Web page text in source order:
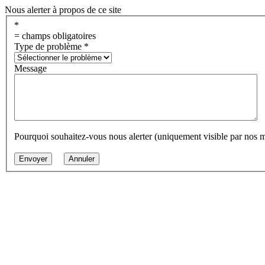
Nous alerter à propos de ce site
*
= champs obligatoires
Type de problème *
Message
Pourquoi souhaitez-vous nous alerter (uniquement visible par nos